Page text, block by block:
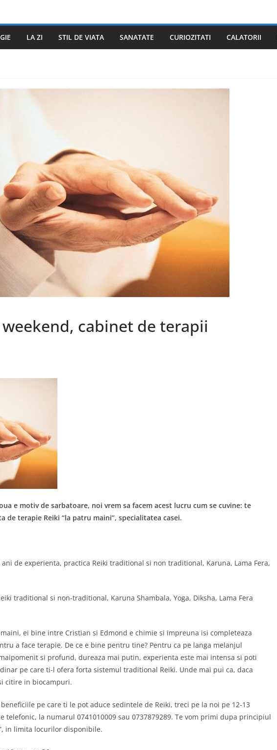
LA ZI STIL DE VIATA SANATATE CURIOZITATI CALATORII
cabinet de terapii
e motiv de sarbatoare, noi vrem sa facem acest lucru cum se cuvine: te
de terapie Reiki “la patru maini”, specialitatea casei.
de experienta, practica Reiki traditional si non traditional, Karuna, Lama Fera,
traditional si non-traditional, Karuna Shambala, Yoga, Diksha, Lama Fera
ei bine intre Cristian si Edmond e chimie si impreuna isi completeaza
a face terapie. De ce e bine pentru tine? Pentru ca pe langa melanjul
si profund, dureaza mai putin, experienta este mai intensa si poti
pe care ti-l ofera forta sistemul traditional Reiki. Unde mai pui ca, daca
citire in biocampuri.
pe care ti le pot aduce sedintele de Reiki, treci pe la noi pe 12-13
telefonic, la numarul 0741010009 sau 0737879289. Te vom primi dupa principiul
in limita locurilor disponibile.